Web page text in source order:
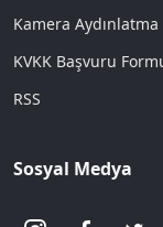
Kamera
KVKK Başvuru
RSS
Sosyal Medya